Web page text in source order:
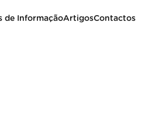
de InformaçãoArtigosContactos